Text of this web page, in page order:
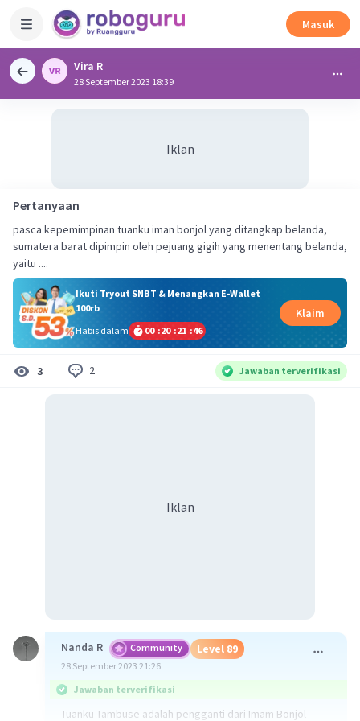
Masuk
Vira R
28 September 2023 18:39
Iklan
Pertanyaan
pasca kepemimpinan tuanku iman bonjol yang ditangkap belanda,
sumatera barat dipimpin oleh pejuang gigih yang menentang belanda,
yaitu ....
Ikuti Tryout SNBT & Menangkan E-Wallet
100rb
Habis dalam
00 :20 :21 :46
Klaim
3 2 Jawaban terverifikasi
Iklan
Nanda R Community Level 89
28 September 2023 21:26
Jawaban terverifikasi
Tuanku Tambuse adalah pengganti dari Imam Bonjol